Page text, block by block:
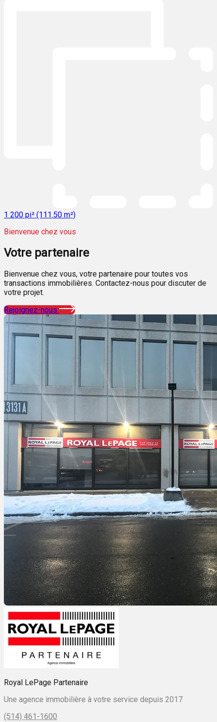
1 200 pi² (111.50 m²)
Bienvenue chez vous
Votre partenaire
Bienvenue chez vous, votre partenaire pour toutes vos
transactions immobilières. Contactez-nous pour discuter de
votre projet.
Rejoignez-nous
Royal LePage Partenaire
Une agence immobilière à votre service depuis 2017
(514) 461-1600